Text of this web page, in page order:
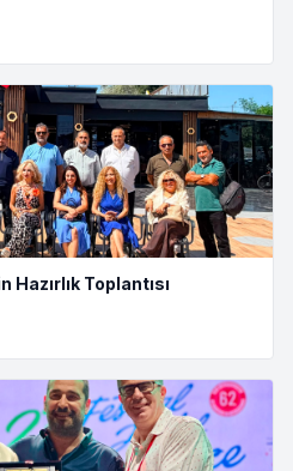
Hazırlık Toplantısı